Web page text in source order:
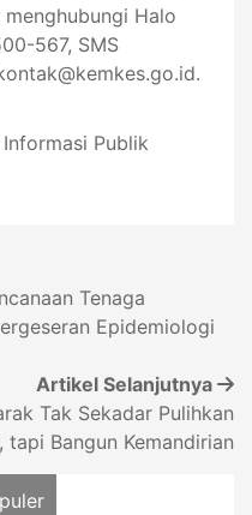
Halo
567, SMS
.
Publik
Tenaga
Epidemiologi
Artikel Selanjutnya
Tak Sekadar Pulihkan
tapi Bangun Kemandirian